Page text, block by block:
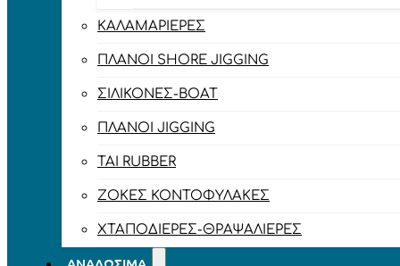
ΚΑΛΑΜΑΡΙΈΡΕΣ
ΠΛΆΝΟΙ SHORE JIGGING
ΣΙΛΙΚΌΝΕΣ-BOAT
ΠΛΆΝΟΙ JIGGING
TAI RUBBER
ΖΌΚΕΣ ΚΟΝΤΟΦΎΛΑΚΕΣ
ΧΤΑΠΟΔΙΈΡΕΣ-ΘΡΑΨΑΛΙΈΡΕΣ